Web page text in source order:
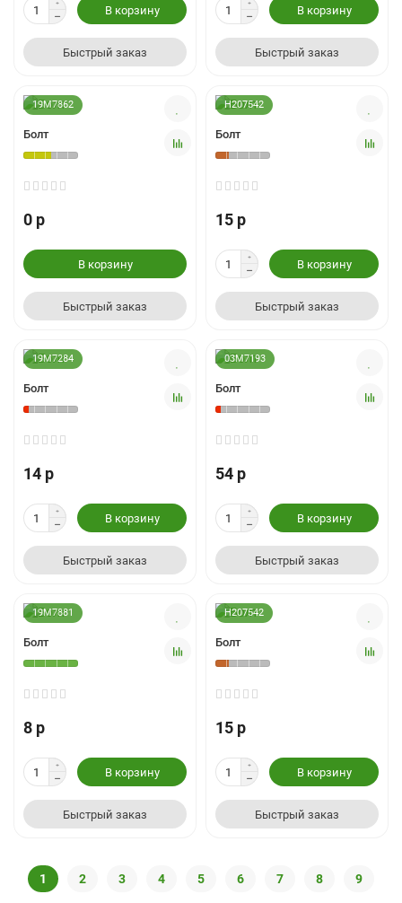
В корзину
Быстрый заказ
В корзину
Быстрый заказ
19M7862
Болт
0 р
В корзину
Быстрый заказ
H207542
Болт
15 р
В корзину
Быстрый заказ
19M7284
Болт
14 р
В корзину
Быстрый заказ
03M7193
Болт
54 р
В корзину
Быстрый заказ
19M7881
Болт
8 р
В корзину
Быстрый заказ
H207542
Болт
15 р
В корзину
Быстрый заказ
1 2 3 4 5 6 7 8 9